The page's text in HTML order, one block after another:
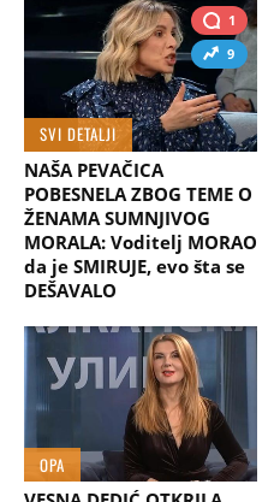
1
9
SVI DETALJI
NAŠA PEVAČICA
POBESNELA ZBOG TEME O
ŽENAMA SUMNJIVOG
MORALA: Voditelj MORAO
da je SMIRUJE, evo šta se
DEŠAVALO
OPA